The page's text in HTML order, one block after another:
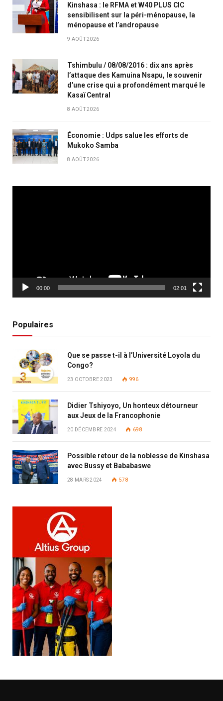
Kinshasa : le RFMA et W40 PLUS CIC
sensibilisent sur la péri-ménopause, la
ménopause et l’andropause
9 AOÛT 2026
Tshimbulu / 08/08/2016 : dix ans après
l’attaque des Kamuina Nsapu, le souvenir
d’une crise qui a profondément marqué le
Kasaï Central
8 AOÛT 2026
Économie : Udps salue les efforts de
Mukoko Samba
8 AOÛT 2026
00:00 02:01
Populaires
Que se passe t-il à l’Université Loyola du
Congo?
23 OCTOBRE 2023 996
Didier Tshiyoyo, Un honteux détourneur
aux Jeux de la Francophonie
20 DÉCEMBRE 2024 698
Possible retour de la noblesse de Kinshasa
avec Bussy et Bababaswe
28 MARS 2024 578